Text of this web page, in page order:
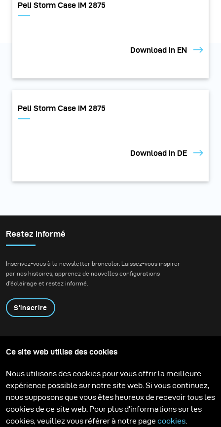
Peli Storm Case iM 2875
Download in EN
Peli Storm Case iM 2875
Download in DE
Restez informé
Inscrivez-vous à la newsletter broncolor. Laissez-vous inspirer
par nos histoires, apprenez de nouvelles configurations
d'éclairage et restez informé.
S'inscrire
Contactez-nous
Technologies
Support
Carrière
Media Center
Ce site web utilise des cookies
Nous utilisons des cookies pour vous offrir la meilleure
expérience possible sur notre site web. Si vous continuez,
nous supposons que vous êtes heureux de recevoir tous les
cookies de ce site web. Pour plus d'informations sur les
cookies, veuillez vous référer à notre page cookies